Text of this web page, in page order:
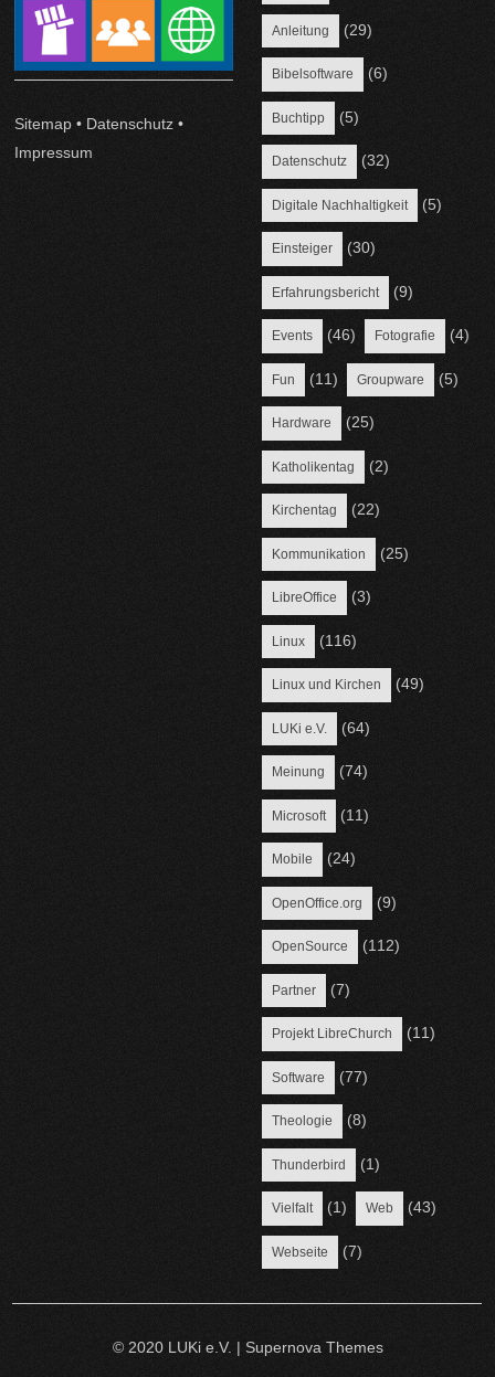
Sitemap • Datenschutz •
Impressum
Anleitung (29)
Bibelsoftware (6)
Buchtipp (5)
Datenschutz (32)
Digitale Nachhaltigkeit (5)
Einsteiger (30)
Erfahrungsbericht (9)
Events (46) Fotografie (4)
Fun (11) Groupware (5)
Hardware (25)
Katholikentag (2)
Kirchentag (22)
Kommunikation (25)
LibreOffice (3)
Linux (116)
Linux und Kirchen (49)
LUKi e.V. (64)
Meinung (74)
Microsoft (11)
Mobile (24)
OpenOffice.org (9)
OpenSource (112)
Partner (7)
Projekt LibreChurch (11)
Software (77)
Theologie (8)
Thunderbird (1)
Vielfalt (1) Web (43)
Webseite (7)
© 2020 LUKi e.V. | Supernova Themes